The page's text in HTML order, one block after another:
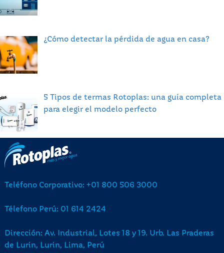
¿Cómo detectar la pérdida de agua en casa?
5 Tipos de termas Rotoplas: una guía completa
para elegir el modelo perfecto
Teléfono Corporativo: +01 800 506 3000
Télefono Perú: 01 614 2424
Dirección: Av. Industrial, Lotes 18 y 19. Urb. Las Praderas
de Lurin, Lurin, Lima, Perú